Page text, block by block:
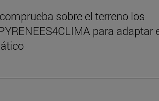
sobre el terreno los
para adaptar